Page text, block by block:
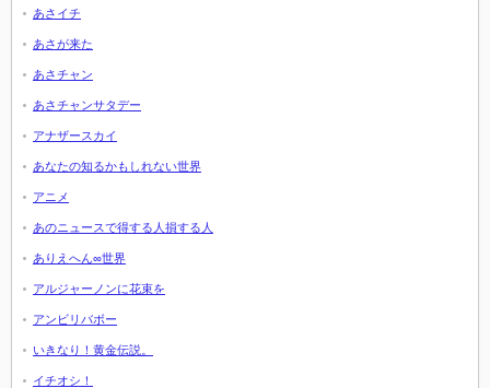
あさイチ
あさが来た
あさチャン
あさチャンサタデー
アナザースカイ
あなたの知るかもしれない世界
アニメ
あのニュースで得する人損する人
ありえへん∞世界
アルジャーノンに花束を
アンビリバボー
いきなり！黄金伝説。
イチオシ！